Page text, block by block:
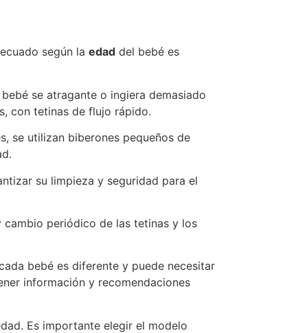
según la edad del bebé es
se atragante o ingiera demasiado
con tetinas de flujo rápido.
se utilizan biberones pequeños de
su limpieza y seguridad para el
periódico de las tetinas y los
bebé es diferente y puede necesitar
información y recomendaciones
Es importante elegir el modelo